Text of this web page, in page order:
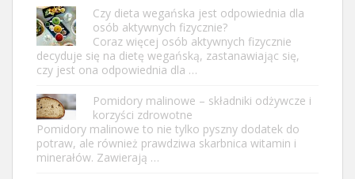
Czy dieta wegańska jest odpowiednia dla
osób aktywnych fizycznie?
Coraz więcej osób aktywnych fizycznie
decyduje się na dietę wegańską, zastanawiając się,
czy jest ona odpowiednia dla …
Pomidory malinowe – składniki odżywcze i
korzyści zdrowotne
Pomidory malinowe to nie tylko pyszny dodatek do
potraw, ale również prawdziwa skarbnica witamin i
minerałów. Zawierają …